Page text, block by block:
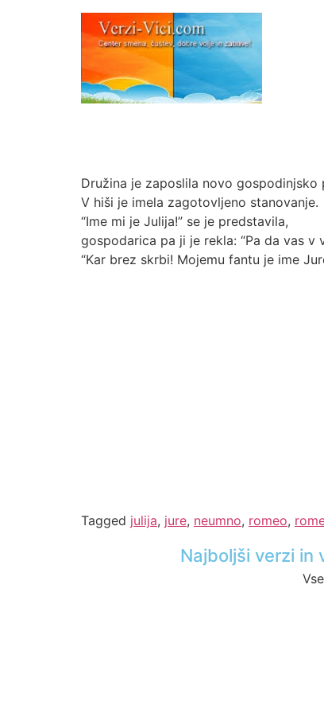
Družina je zaposlila novo gospodinjsko
V hiši je imela zagotovljeno stanovanje.
“Ime mi je Julija!” se je predstavila,
gospodarica pa ji je rekla: “Pa da vas v
“Kar brez skrbi! Mojemu fantu je ime
Tagged julija, jure, neumno, romeo,
Najboljši verzi in